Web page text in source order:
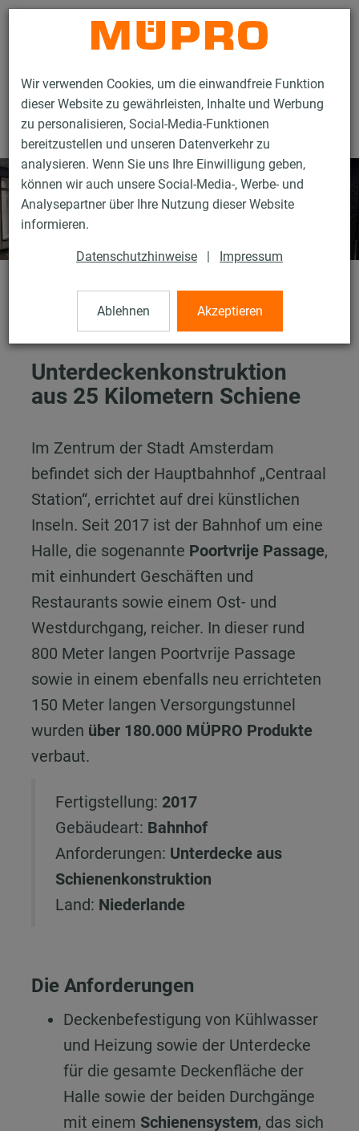
Wir verwenden Cookies, um die einwandfreie Funktion
dieser Website zu gewährleisten, Inhalte und Werbung
zu personalisieren, Social-Media-Funktionen
bereitzustellen und unseren Datenverkehr zu
analysieren. Wenn Sie uns Ihre Einwilligung geben,
können wir auch unsere Social-Media-, Werbe- und
Analysepartner über Ihre Nutzung dieser Website
informieren.
Datenschutzhinweise | Impressum
Ablehnen Akzeptieren
Kontakt
Ausbau der Centraal Station
Amsterdam
Unterdeckenkonstruktion
aus 25 Kilometern Schiene
Im Zentrum der Stadt Amsterdam
befindet sich der Hauptbahnhof „Centraal
Station“, errichtet auf drei künstlichen
Inseln. Seit 2017 ist der Bahnhof um eine
Halle, die sogenannte Poortvrije Passage,
mit einhundert Geschäften und
Restaurants sowie einem Ost- und
Westdurchgang, reicher. In dieser rund
800 Meter langen Poortvrije Passage
sowie in einem ebenfalls neu errichteten
150 Meter langen Versorgungstunnel
wurden über 180.000 MÜPRO Produkte
verbaut.
Fertigstellung: 2017
Gebäudeart: Bahnhof
Anforderungen: Unterdecke aus
Schienenkonstruktion
Land: Niederlande
Die Anforderungen
Deckenbefestigung von Kühlwasser
und Heizung sowie der Unterdecke
für die gesamte Deckenfläche der
Halle sowie der beiden Durchgänge
mit einem Schienensystem, das sich